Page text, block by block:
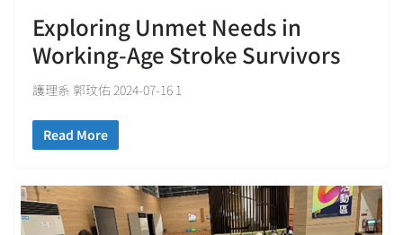
Exploring Unmet Needs in
Working-Age Stroke Survivors
護理系 郭玟佑 2024-07-16 1
Read More